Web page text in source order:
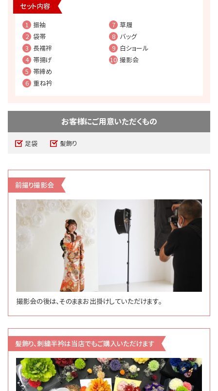
1
振袖
2 袋帯
3
長襦袢
4 帯揚げ
5
帯締め
6 重ね衿
7 草履
8 バッグ
9
白ショール
10 撮影会
セット内容
お客様にご用意いただくもの
足袋 髪飾り
前撮り撮影会
撮影会の後は、そのままお出掛けしていただけます。
髪飾り、刺繍半衿は当店でもご購入いただけます